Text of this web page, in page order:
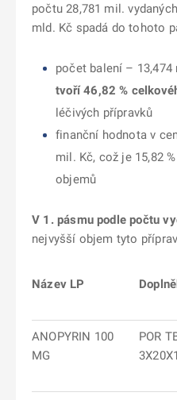
počtu 28,781 mil.
mld. Kč spadá do tohoto
počet balení –
tvoří 46,82 %
léčivých přípravků
finanční hodnota v
mil. Kč, což je 15,82
objemů
V 1. pásmu podle počtu
nejvyšší objem tyto
Název LP
ANOPYRIN 100
MG
POR